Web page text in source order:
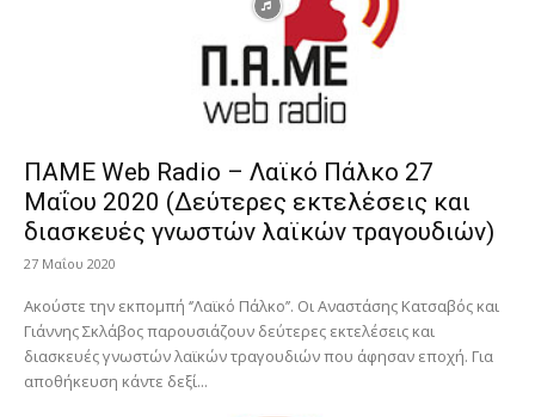
ΠΑΜΕ Web Radio – Λαϊκό Πάλκο 27
Μαΐου 2020 (Δεύτερες εκτελέσεις και
διασκευές γνωστών λαϊκών τραγουδιών)
27 Μαΐου 2020
Ακούστε την εκπομπή ‘’Λαϊκό Πάλκο’’. Οι Αναστάσης Κατσαβός και
Γιάννης Σκλάβος παρουσιάζουν δεύτερες εκτελέσεις και
διασκευές γνωστών λαϊκών τραγουδιών που άφησαν εποχή. Για
αποθήκευση κάντε δεξί...